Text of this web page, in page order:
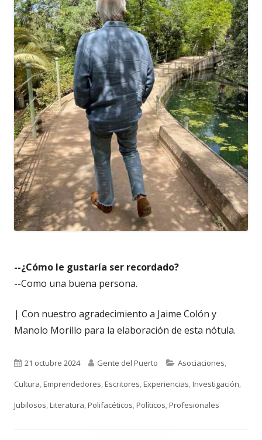
--¿Cómo le gustaría ser recordado?
--Como una buena persona.
| Con nuestro agradecimiento a Jaime Colón y
Manolo Morillo para la elaboración de esta nótula.
Publicado
el
21 octubre 2024 Autor
Gente del Puerto Categorías
Asociaciones
Cultura Emprendedores Escritores Experiencias Investigación
Jubilosos Literatura Polifacéticos Políticos Profesionales